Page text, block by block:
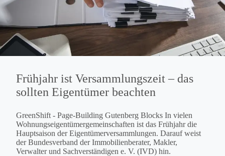
Frühjahr ist Versammlungszeit – das
sollten Eigentümer beachten
GreenShift - Page-Building Gutenberg Blocks In vielen
Wohnungseigentümergemeinschaften ist das Frühjahr die
Hauptsaison der Eigentümerversammlungen. Darauf weist
der Bundesverband der Immobilienberater, Makler,
Verwalter und Sachverständigen e. V. (IVD) hin.